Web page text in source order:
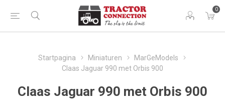
0
Startpagina Miniaturen
MarGeModels
Claas Jaguar 990 met Orbis 900
Claas Jaguar 990 met Orbis 900